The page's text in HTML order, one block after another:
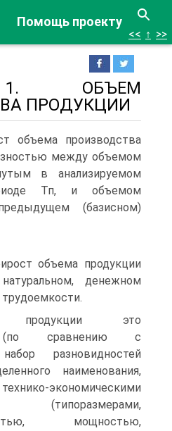
Помощь проекту
<< ↑ >>
ОБЪЕМ
ПРОДУКЦИИ
объема производства
между объемом
в анализируемом
Тп, и объемом
(базисном)
объема продукции
денежном
продукции это
(по сравнению с
разновидностей
наименования,
экономическими
(типоразмерами,
мощностью,